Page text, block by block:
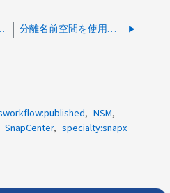
削除しようとしています 分離名前空間を使用している場合、SnapCenterはリソースを検出できません
NSM
SnapCenter specialty:snapx